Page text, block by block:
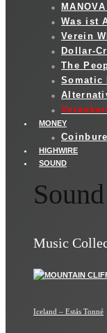
Was ist
Verein
Dollar-
The
Somatic
MONEY
HIGHWIRE
SOUND
Sound
Music
Iceland – Estás Tonné